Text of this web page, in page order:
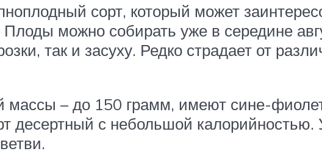
сорт, который может
можно собирать уже в середине
так и засуху. Редко страдает от
массы – до 150 грамм, имеют сине-
десертный с небольшой